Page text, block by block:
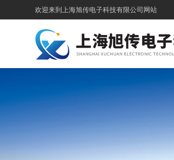
欢迎来到 上海旭传电子科技有限公司网站